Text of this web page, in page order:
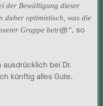
der Bewältigung dieser
daher optimistisch, was die
Gruppe betrifft”, so
bei Dr.
künftig alles Gute.